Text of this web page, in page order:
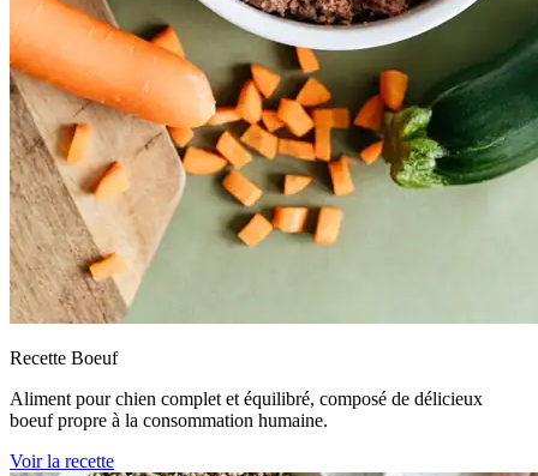
Recette Boeuf
Aliment pour chien complet et équilibré, composé de délicieux
boeuf propre à la consommation humaine.
Voir la recette